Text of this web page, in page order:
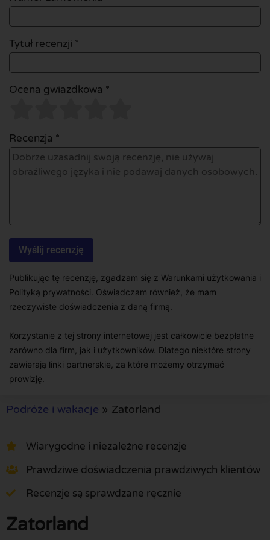
Tytuł recenzji *
Ocena gwiazdkowa *
Recenzja *
Publikując tę recenzję, zgadzam się z Warunkami użytkowania i
Polityką prywatności. Oświadczam również, że mam
rzeczywiste doświadczenia z daną firmą.
Korzystanie z tej strony internetowej jest całkowicie bezpłatne
zarówno dla firm, jak i użytkowników. Dlatego niektóre strony
zawierają linki partnerskie, za które możemy otrzymać
prowizję.
Podróże i wakacje » Zatorland
Wiarygodne i niezależne recenzje
Prawdziwe doświadczenia prawdziwych klientów
Recenzje są sprawdzane ręcznie
Zatorland